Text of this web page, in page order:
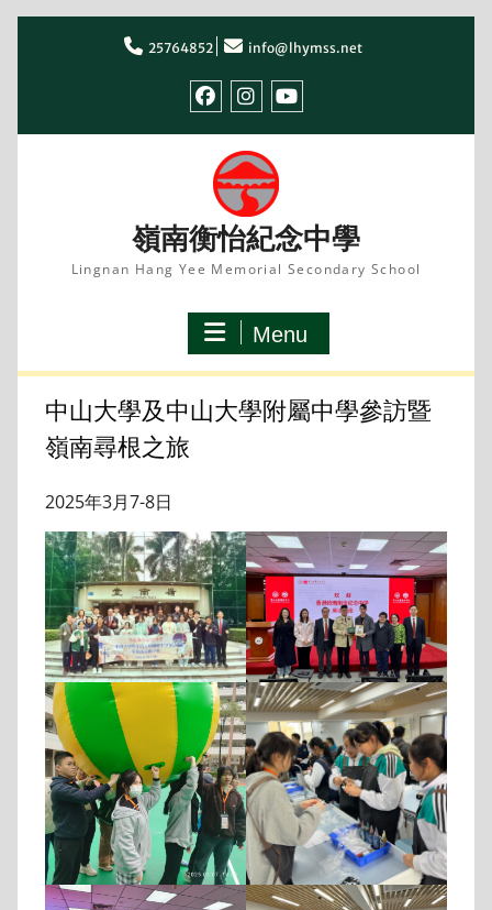
25764852 info@lhymss.net
嶺南衡怡紀念中學
Lingnan Hang Yee Memorial Secondary School
Menu
中山大學及中山大學附屬中學參訪暨
嶺南尋根之旅
2025年3月7-8日